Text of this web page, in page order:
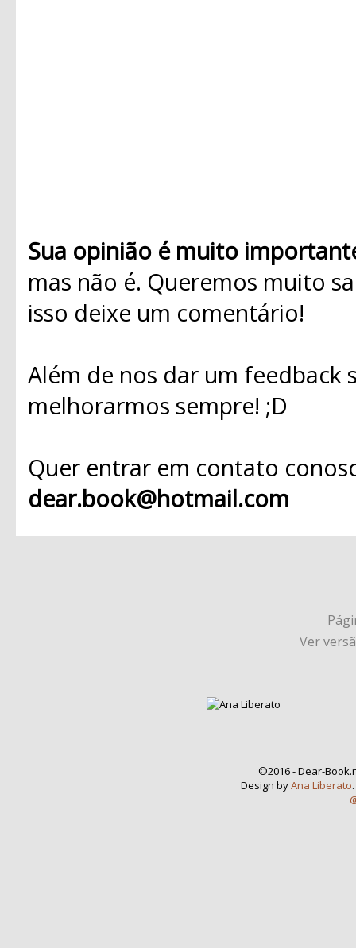
Sua opinião é muito
mas não é. Queremos muito
isso deixe um comentário!
Além de nos dar um
melhorarmos sempre! ;D
Quer entrar em contato
dear.book@hotmail.com
Ver
©2016 - Dear-
Design byAna Liberato